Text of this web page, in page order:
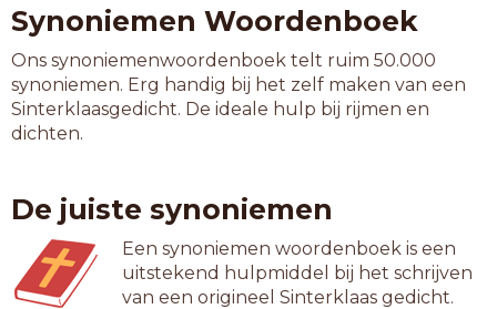
Synoniemen Woordenboek
Ons synoniemenwoordenboek telt ruim 50.000
synoniemen. Erg handig bij het zelf maken van een
Sinterklaasgedicht. De ideale hulp bij rijmen en
dichten.
De juiste synoniemen
Een synoniemen woordenboek is een
uitstekend hulpmiddel bij het schrijven
van een origineel Sinterklaas gedicht.